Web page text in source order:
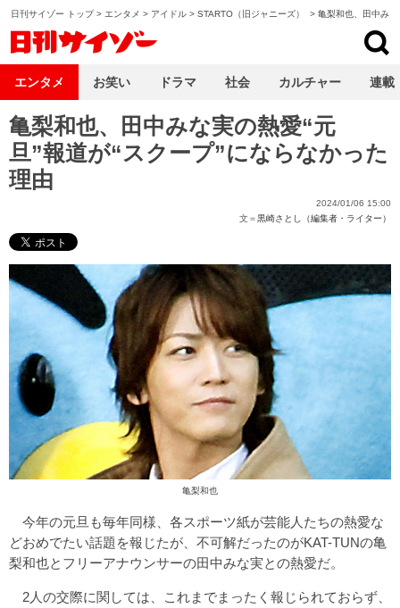
日刊サイゾー トップ> エンタメ > アイドル > STARTO（旧ジャニーズ） > 亀梨和也、田中み
亀梨和也、田中みな実の熱愛“元
旦”報道が“スクープ”にならなかった
理由
2024/01/06 15:00
文＝黒崎さとし（編集者・ライター）
亀梨和也
今年の元旦も毎年同様、各スポーツ紙が芸能人たちの熱愛な
どおめでたい話題を報じたが、不可解だったのがKAT-TUNの亀
梨和也とフリーアナウンサーの田中みな実との熱愛だ。
2人の交際に関しては、これまでまったく報じられておらず、
エンタメ お笑い ドラマ 社会 カルチャー 連載